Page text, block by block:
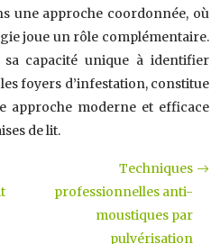
une approche coordonnée, où
joue un rôle complémentaire.
capacité unique à identifier
foyers d’infestation, constitue
approche moderne et efficace
de lit.
Techniques
professionnelles anti-
moustiques par
pulvérisation